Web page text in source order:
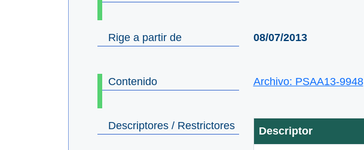
Rige a partir de 08/07/2013
Contenido Archivo: PSAA13-9948
Descriptores / Restrictores Descriptor